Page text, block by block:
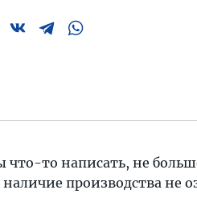
что-то написать, не
производства не